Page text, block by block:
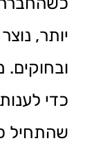
יותר,
כדי
שהתחיל